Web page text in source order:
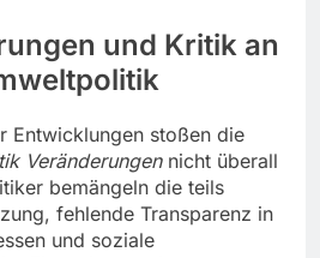
und Kritik an
Entwicklungen stoßen die
Veränderungennicht überall
bemängeln die teils
fehlende Transparenz in
und soziale